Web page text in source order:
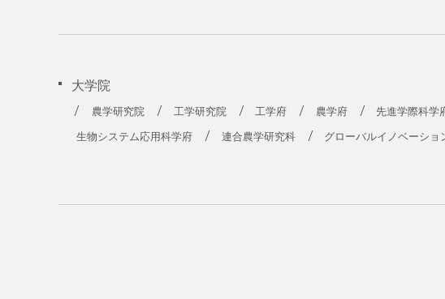
大学院
農学研究院 工学研究院 工学府 農学府 先進学際科学
生物システム応用科学府 連合農学研究科 グローバルイノベーショ